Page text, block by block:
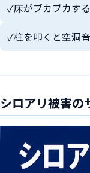
✓床がブカブカする
✓柱を叩くと空洞
シロアリ被害の